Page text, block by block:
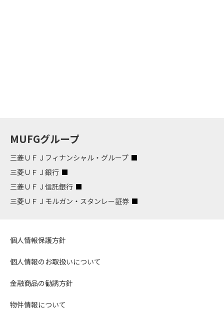
MUFGグループ
三菱ＵＦＪフィナンシャル・グループ
三菱ＵＦＪ銀行
三菱ＵＦＪ信託銀行
三菱ＵＦＪモルガン・スタンレー証券
個人情報保護方針
個人情報のお取扱いについて
金融商品の勧誘方針
物件情報について